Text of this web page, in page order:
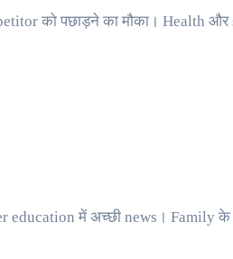
को पछाड़ने का मौका। Health और
में अच्छी news। Family के